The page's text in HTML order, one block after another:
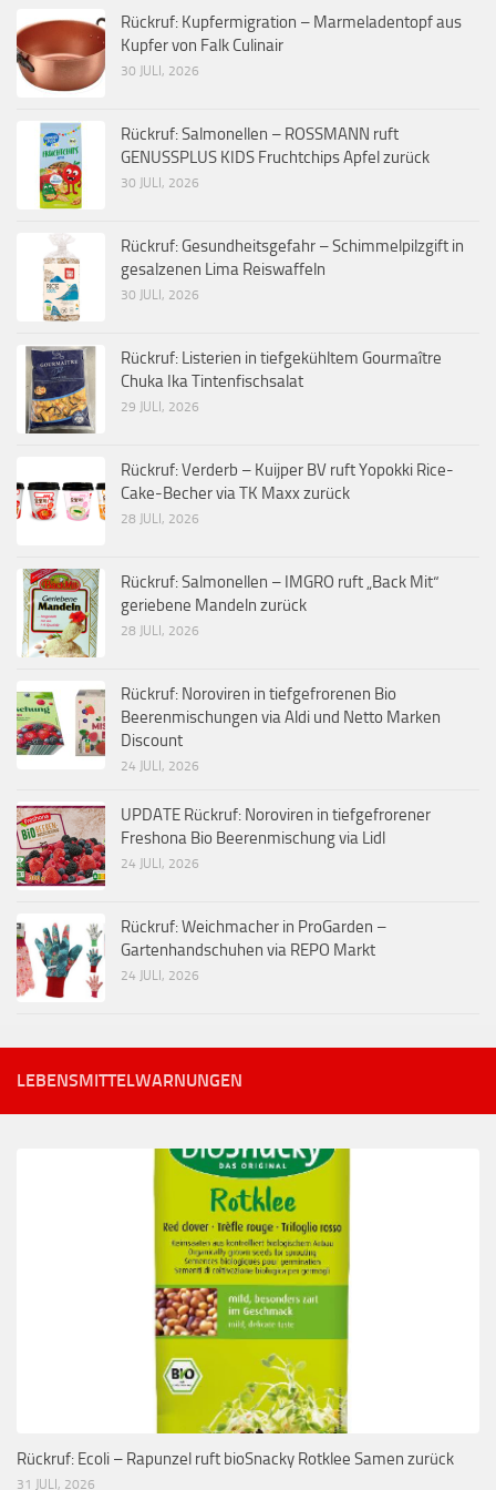
Rückruf: Kupfermigration – Marmeladentopf aus
Kupfer von Falk Culinair
30 JULI, 2026
Rückruf: Salmonellen – ROSSMANN ruft
GENUSSPLUS KIDS Fruchtchips Apfel zurück
30 JULI, 2026
Rückruf: Gesundheitsgefahr – Schimmelpilzgift in
gesalzenen Lima Reiswaffeln
30 JULI, 2026
Rückruf: Listerien in tiefgekühltem Gourmaître
Chuka Ika Tintenfischsalat
29 JULI, 2026
Rückruf: Verderb – Kuijper BV ruft Yopokki Rice-
Cake-Becher via TK Maxx zurück
28 JULI, 2026
Rückruf: Salmonellen – IMGRO ruft „Back Mit“
geriebene Mandeln zurück
28 JULI, 2026
Rückruf: Noroviren in tiefgefrorenen Bio
Beerenmischungen via Aldi und Netto Marken
Discount
24 JULI, 2026
UPDATE Rückruf: Noroviren in tiefgefrorener
Freshona Bio Beerenmischung via Lidl
24 JULI, 2026
Rückruf: Weichmacher in ProGarden –
Gartenhandschuhen via REPO Markt
24 JULI, 2026
LEBENSMITTELWARNUNGEN
Rückruf: Ecoli – Rapunzel ruft bioSnacky Rotklee Samen zurück
31 JULI, 2026